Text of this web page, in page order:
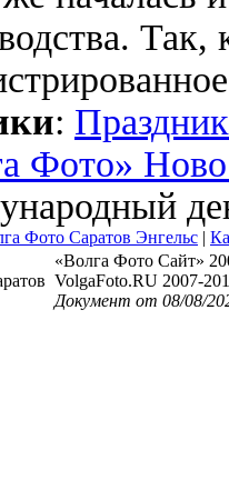
Так,
:
Фото»
Фото Саратов Энгельс |
«Волга Фото Сайт»
VolgaFoto.RU 2007-
Документ от 08/08/